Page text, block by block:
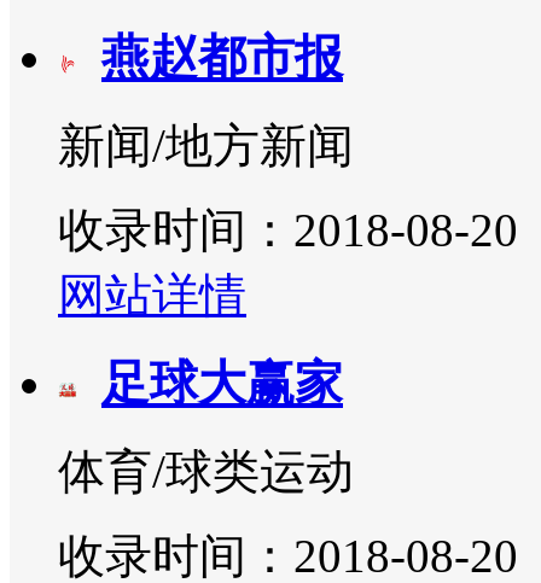
燕赵都市报
新闻/地方新闻
收录时间：2018-08-20
网站详情
足球大赢家
体育/球类运动
收录时间：2018-08-20